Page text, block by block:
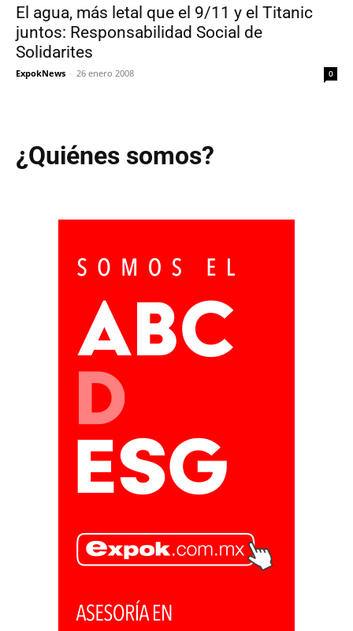
El agua, más letal que el 9/11 y el Titanic
juntos: Responsabilidad Social de
Solidarites
ExpokNews - 26 enero 2008 0
¿Quiénes somos?